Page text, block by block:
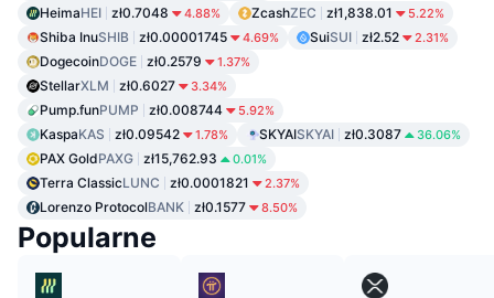
HeimaHEI zł0.7048 4.88% ZcashZEC zł1,838.01 5.22%
Shiba InuSHIB zł0.00001745 4.69% SuiSUI zł2.52 2.31%
DogecoinDOGE zł0.2579 1.37%
StellarXLM zł0.6027 3.34%
Pump.funPUMP zł0.008744 5.92%
KaspaKAS zł0.09542 1.78% SKYAISKYAI zł0.3087 36.06%
PAX GoldPAXG zł15,762.93 0.01%
Terra ClassicLUNC zł0.0001821 2.37%
Lorenzo ProtocolBANK zł0.1577 8.50%
Popularne